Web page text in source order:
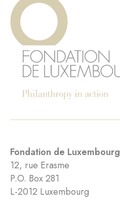
Fondation de Luxembourg
12, rue Erasme
P.O. Box 281
L-2012 Luxembourg